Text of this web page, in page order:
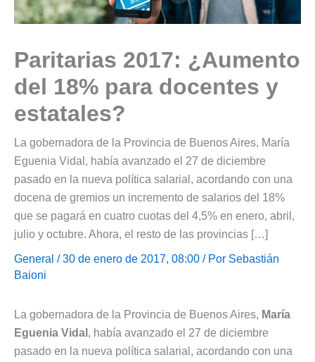
Paritarias 2017: ¿Aumento
del 18% para docentes y
estatales?
La gobernadora de la Provincia de Buenos Aires, María
Eguenia Vidal, había avanzado el 27 de diciembre
pasado en la nueva política salarial, acordando con una
docena de gremios un incremento de salarios del 18%
que se pagará en cuatro cuotas del 4,5% en enero, abril,
julio y octubre. Ahora, el resto de las provincias […]
General / 30 de enero de 2017, 08:00 / Por Sebastián
Baioni
La gobernadora de la Provincia de Buenos Aires, María
Eguenia Vidal , había avanzado el 27 de diciembre
pasado en la nueva política salarial, acordando con una